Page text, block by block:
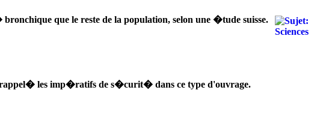
que le reste de la population, selon une �tude suisse.
rappel� les imp�ratifs de s�curit� dans ce type d'ouvrage.